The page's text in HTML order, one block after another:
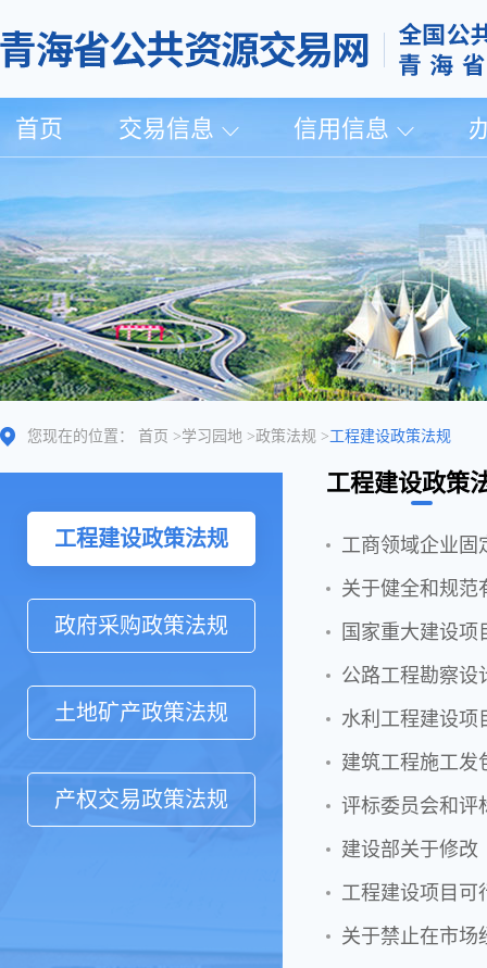
首页 交易信息 信用信息
您现在的位置： 首页 >学习园地 >政策法规 >工程建设政策法规
工程建设政策法规
政府采购政策法规
土地矿产政策法规
产权交易政策法规
工程建设政策
工商领域企业固
关于健全和规范
国家重大建设项
公路工程勘察设
水利工程建设项
建筑工程施工发
评标委员会和评
建设部关于修改
工程建设项目可
关于禁止在市场